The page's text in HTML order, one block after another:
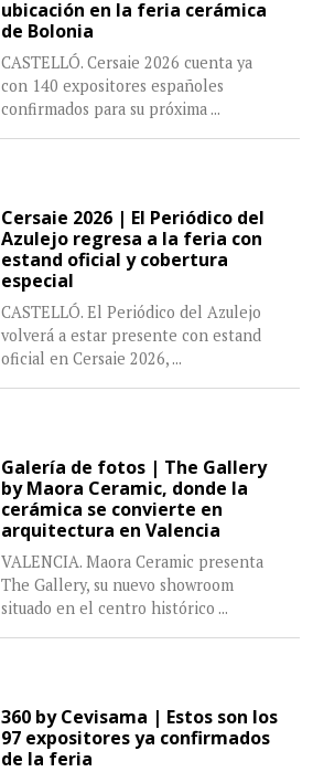
ubicación en la feria cerámica
de Bolonia
CASTELLÓ. Cersaie 2026 cuenta ya
con 140 expositores españoles
confirmados para su próxima ...
Cersaie 2026 | El Periódico del
Azulejo regresa a la feria con
estand oficial y cobertura
especial
CASTELLÓ. El Periódico del Azulejo
volverá a estar presente con estand
oficial en Cersaie 2026, ...
Galería de fotos | The Gallery
by Maora Ceramic, donde la
cerámica se convierte en
arquitectura en Valencia
VALENCIA. Maora Ceramic presenta
The Gallery, su nuevo showroom
situado en el centro histórico ...
360 by Cevisama | Estos son los
97 expositores ya confirmados
de la feria